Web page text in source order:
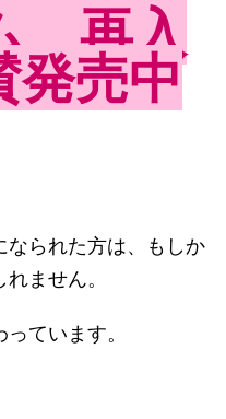
再入
発売中
なられた方は、もしか
ません。
ています。